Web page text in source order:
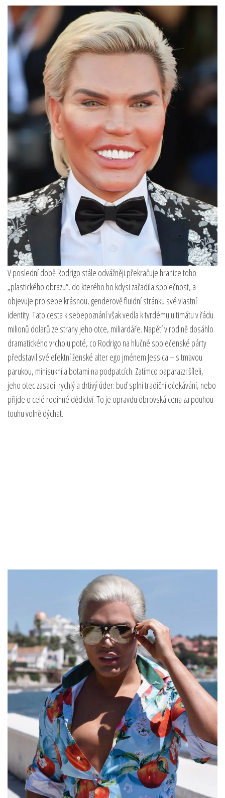
V poslední době Rodrigo stále odvážněji překračuje hranice toho
„plastického obrazu“, do kterého ho kdysi zařadila společnost, a
objevuje pro sebe krásnou, genderově fluidní stránku své vlastní
identity. Tato cesta k sebepoznání však vedla k tvrdému ultimátu v řádu
milionů dolarů ze strany jeho otce, miliardáře. Napětí v rodině dosáhlo
dramatického vrcholu poté, co Rodrigo na hlučné společenské párty
představil své efektní ženské alter ego jménem Jessica – s tmavou
parukou, minisukní a botami na podpatcích. Zatímco paparazzi šíleli,
jeho otec zasadil rychlý a drtivý úder: buď splní tradiční očekávání, nebo
přijde o celé rodinné dědictví. To je opravdu obrovská cena za pouhou
touhu volně dýchat.